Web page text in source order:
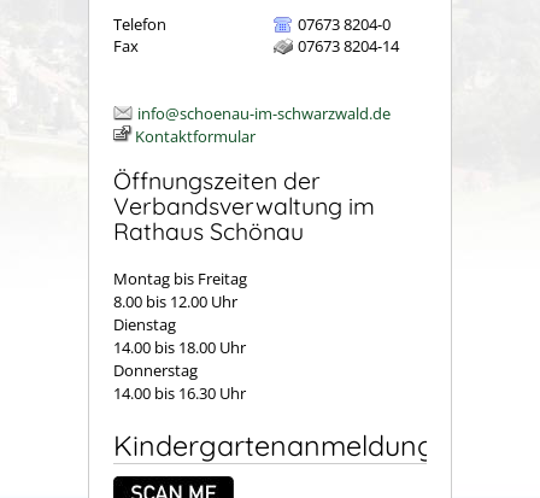
Telefon
07673 8204-0
Fax
07673 8204-14
info@schoenau-im-schwarzwald.de
Kontaktformular
Öffnungszeiten der
Verbandsverwaltung im
Rathaus Schönau
Montag bis Freitag
8.00 bis 12.00 Uhr
Dienstag
14.00 bis 18.00 Uhr
Donnerstag
14.00 bis 16.30 Uhr
Kindergartenanmeldung